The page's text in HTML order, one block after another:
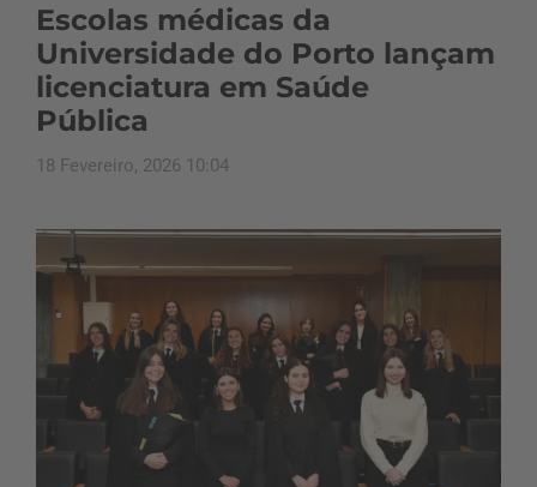
Escolas médicas da
Universidade do Porto lançam
licenciatura em Saúde
Pública
18 Fevereiro, 2026 10:04